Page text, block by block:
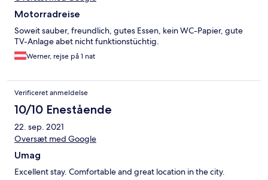
Motorradreise
Soweit sauber, freundlich, gutes Essen, kein WC-Papier, gute
TV-Anlage abet nicht funktionstüchtig.
Werner, rejse på 1 nat
Verificeret anmeldelse
10/10 Enestående
22. sep. 2021
Oversæt med Google
Umag
Excellent stay. Comfortable and great location in the city.